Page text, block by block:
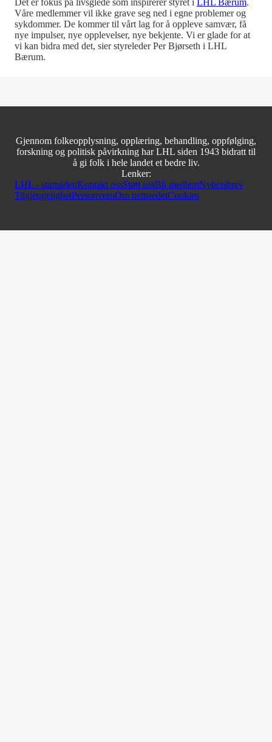
Våre medlemmer vil ikke grave seg ned i egne problemer og
sykdommer. De kommer til vårt lag for å oppleve samvær, få
nye impulser, nye opplevelser, nye bekjente. Vi er glade for at
vi kan bidra med det, sier styreleder Per Bjørseth i LHL
Bærum.
Gjennom folkeopplysning, opplæring, behandling, oppfølging,
forskning og politisk påvirkning har LHL siden 1943 bidratt til
å gi folk i hele landet et bedre liv.
Lenker:
LHL - startsidenKontakt ossStøtt ossBli medlemNyhetsbrev
TilgjengelighetPersonvernOm nettstedetCookies